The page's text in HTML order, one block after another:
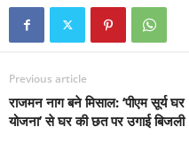
Previous article
राजमन नाग बने मिसाल: ‘पीएम सूर्य घर
योजना’ से घर की छत पर उगाई बिजली